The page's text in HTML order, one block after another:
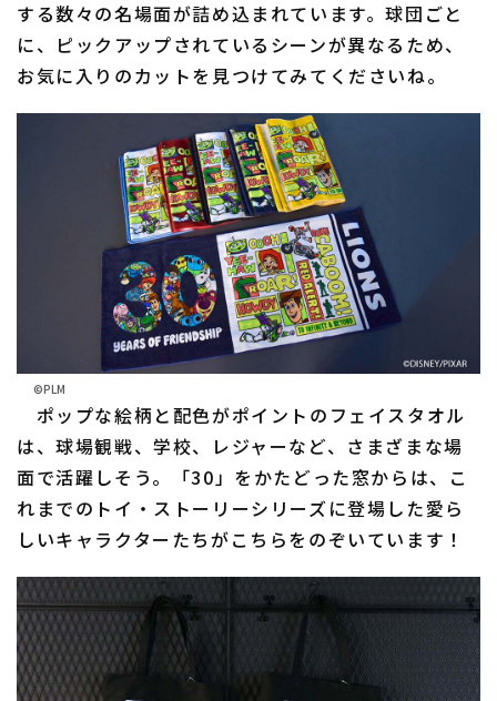
する数々の名場面が詰め込まれています。球団ごと
に、ピックアップされているシーンが異なるため、
お気に入りのカットを見つけてみてくださいね。
©PLM
ポップな絵柄と配色がポイントのフェイスタオル
は、球場観戦、学校、レジャーなど、さまざまな場
面で活躍しそう。「30」をかたどった窓からは、こ
れまでのトイ・ストーリーシリーズに登場した愛ら
しいキャラクターたちがこちらをのぞいています！